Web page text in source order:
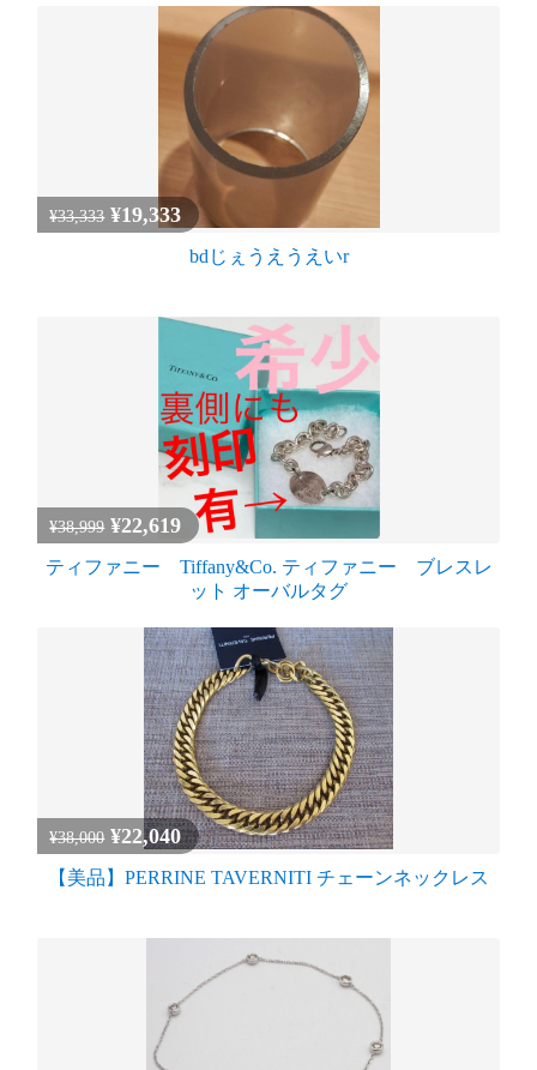
¥33,333 ¥19,333
bdじぇうえうえいr
¥38,999 ¥22,619
ティファニー Tiffany&Co. ティファニー ブレスレ
ット オーバルタグ
¥38,000 ¥22,040
【美品】PERRINE TAVERNITI チェーンネックレス